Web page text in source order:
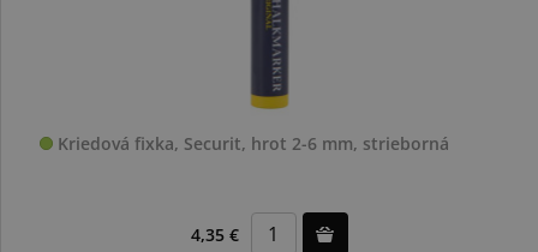
Kriedová fixka, Securit, hrot 2-6 mm, strieborná
4,35 €